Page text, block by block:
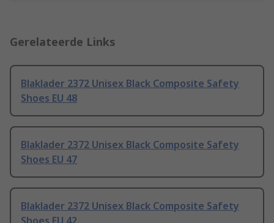
Gerelateerde Links
Blaklader 2372 Unisex Black Composite Safety
Shoes EU 48
Blaklader 2372 Unisex Black Composite Safety
Shoes EU 47
Blaklader 2372 Unisex Black Composite Safety